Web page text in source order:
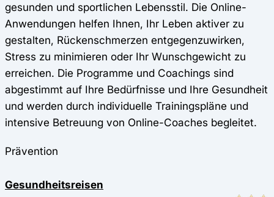
gesunden und sportlichen Lebensstil. Die Online-
Anwendungen helfen Ihnen, Ihr Leben aktiver zu
gestalten, Rückenschmerzen entgegenzuwirken,
Stress zu minimieren oder Ihr Wunschgewicht zu
erreichen. Die Programme und Coachings sind
abgestimmt auf Ihre Bedürfnisse und Ihre Gesundheit
und werden durch individuelle Trainingspläne und
intensive Betreuung von Online-Coaches begleitet.
Prävention
Gesundheitsreisen